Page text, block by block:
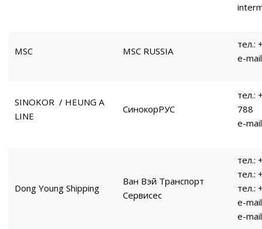
MSC MSC RUSSIA
тел.:
e-
SINOKOR / HEUNG A
LINE
СинокорРУС
тел.:
788
e-
Dong Young Shipping
Ван Вэй Транспорт
Сервисес
тел.:
тел.:
тел.:
e-
e-